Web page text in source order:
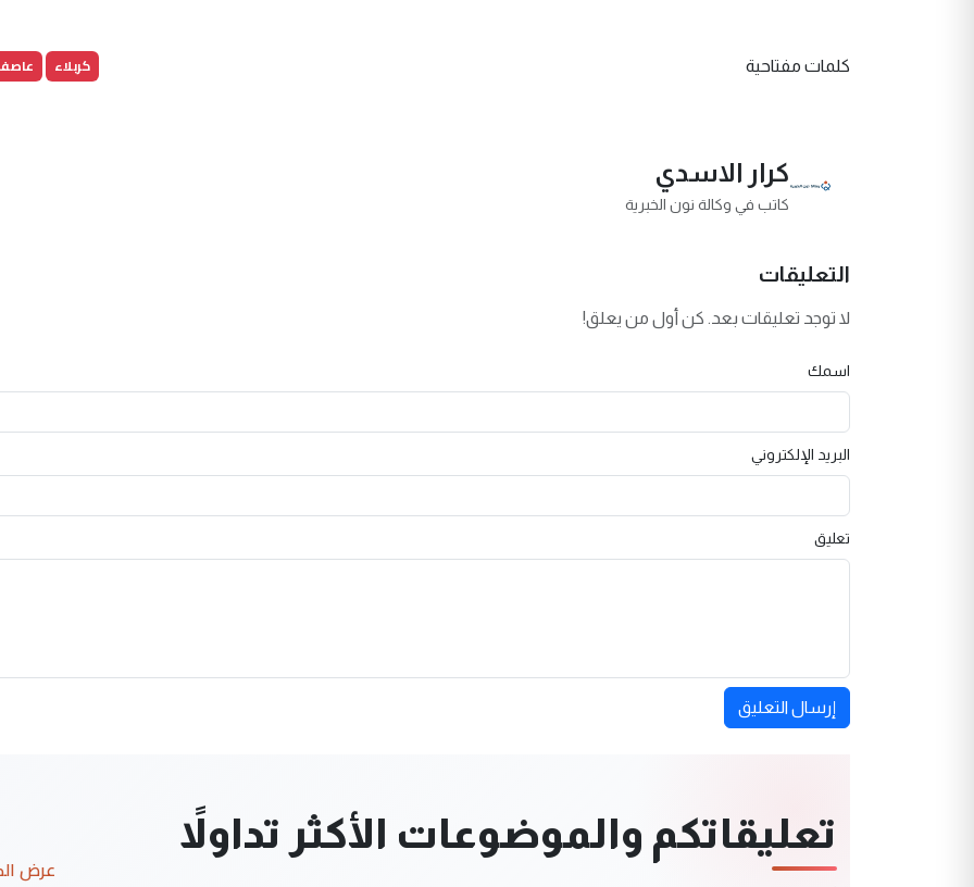
كلمات مفتاحية كربلاء
كرار الاسدي
كاتب في وكالة نون الخبرية
التعليقات
لا توجد تعليقات بعد. كن أول من يعلق!
اسمك
البريد الإلكتروني
تعليق
إرسال التعليق
تعليقاتكم والموضوعات الأكثر تداولاً
عرض